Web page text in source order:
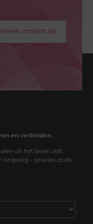
Neem contact op
en verbinden.
uit het leven zelf.
knipoog – precies zoals